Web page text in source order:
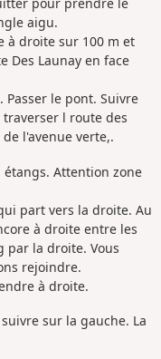
pour prendre le
aigu.
à droite sur 100 m et
Des Launay en face
Passer le pont. Suivre
l route des
l'avenue verte,.
étangs. Attention zone
part vers la droite. Au
à droite entre les
par la droite. Vous
rejoindre.
à droite.
sur la gauche. La